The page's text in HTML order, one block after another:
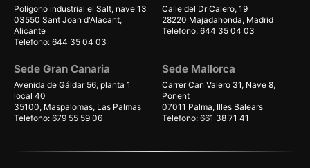
Polígono industrial el Salt, nave 13
03550 Sant Joan d'Alacant,
Alicante
Telefono: 644 35 04 03
Calle del Dr Calero, 19
28220 Majadahonda, Madrid
Telefono: 644 35 04 03
Sede Gran Canaria
Avenida de Gáldar 56, planta 1
local 40
35100, Maspalomas, Las Palmas
Telefono: 679 55 59 06
Sede Mallorca
Carrer Can Valero 31, Nave 8,
Ponent
07011 Palma, Illes Balears
Telefono: 661 38 71 41